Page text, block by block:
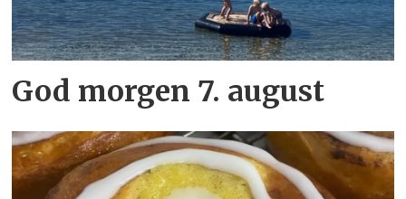
God morgen 7. august